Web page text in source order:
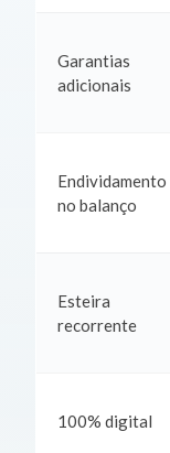
Garantias
adicionais
Endividamento
no balanço
Esteira
recorrente
100% digital